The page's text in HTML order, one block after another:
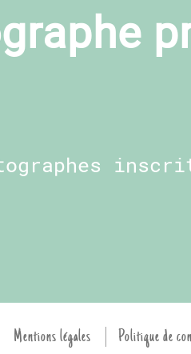
Mentions légales Politique de